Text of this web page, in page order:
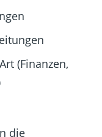
(Finanzen,
die